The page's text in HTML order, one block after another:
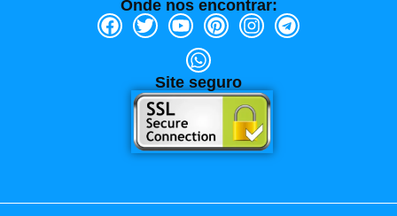
Onde nos encontrar:
Site seguro